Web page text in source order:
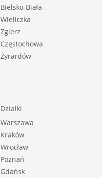
Bielsko-Biała
Wieliczka
Zgierz
Częstochowa
Żyrardów
Działki
Warszawa
Kraków
Wrocław
Poznań
Gdańsk